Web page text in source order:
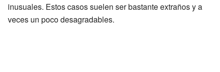
inusuales. Estos casos suelen ser bastante extraños y a
veces un poco desagradables.